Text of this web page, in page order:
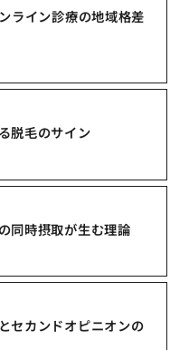
ライン診療の地域格差
脱毛のサイン
同時摂取が生む理論
セカンドオピニオンの